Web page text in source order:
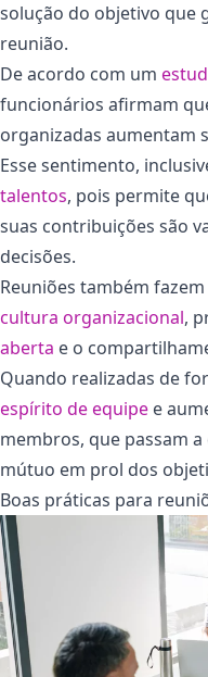
solução do objetivo que
reunião.
De acordo com um
funcionários afirmam
organizadas aumentam
Esse sentimento,
talentos, pois permite
suas contribuições são
decisões.
Reuniões também
cultura organizacional,
aberta e o
Quando realizadas de
espírito de equipe e
membros, que passam
mútuo em prol dos
Boas práticas para